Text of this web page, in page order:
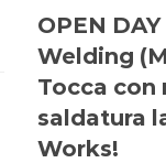
OPEN
Welding
Tocca con
saldatura
Works!